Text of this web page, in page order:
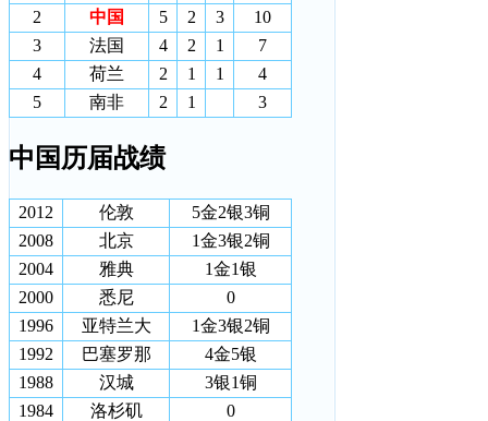
2
中国 5 2 3
10
3
法国 4 2 1
7
4
荷兰 2 1 1
4
5
南非 2 1 3
中国历届战绩
2012 伦敦
5金2银3铜
2008
北京
1金3银2铜
2004
雅典
1金1银
2000
悉尼
0
1996
亚特兰大
1金3银2铜
1992
巴塞罗那
4金5银
1988
汉城
3银1铜
1984
洛杉矶 0